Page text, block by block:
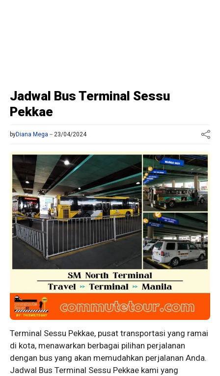
Jadwal Bus Terminal Sessu
Pekkae
byDiana Mega 23/04/2024
Terminal Sessu Pekkae, pusat transportasi yang ramai
di kota, menawarkan berbagai pilihan perjalanan
dengan bus yang akan memudahkan perjalanan Anda.
Jadwal Bus Terminal Sessu Pekkae kami yang